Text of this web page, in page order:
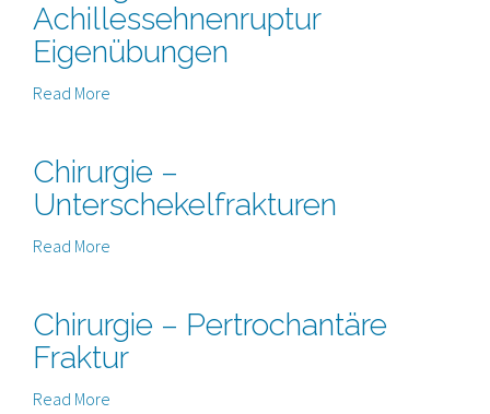
Achillessehnenruptur
Eigenübungen
Read More
Chirurgie –
Unterschekelfrakturen
Read More
Chirurgie – Pertrochantäre
Fraktur
Read More